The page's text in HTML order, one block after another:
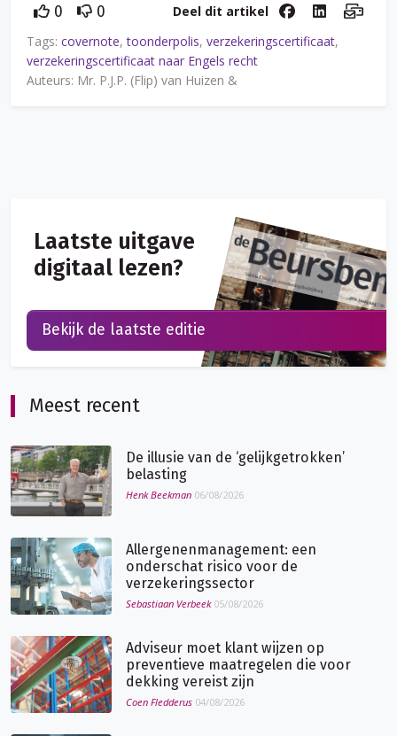
0 0
Deel dit artikel
Tags: covernote,toonderpolis, verzekeringscertificaat,
verzekeringscertificaat naar Engels recht
Auteurs: Mr. P.J.P. (Flip) van Huizen &
Meest recent
De illusie van de ‘gelijkgetrokken’
belasting
Henk Beekman 06/08/2026
Allergenenmanagement: een
onderschat risico voor de
verzekeringssector
Sebastiaan Verbeek 05/08/2026
Adviseur moet klant wijzen op
preventieve maatregelen die voor
dekking vereist zijn
Coen Fledderus 04/08/2026
Laatste uitgave
digitaal lezen?
Bekijk de laatste editie